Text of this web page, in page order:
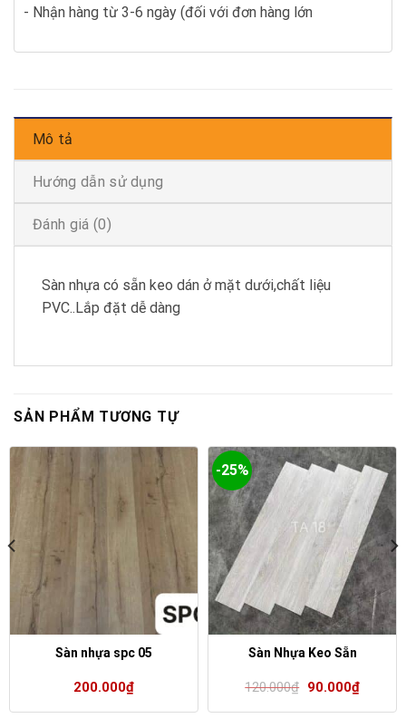
- Nhận hàng từ 3-6 ngày (đối với đơn hàng lớn
Mô tả
Đánh giá (0)
Hướng dẫn sử dụng
Sàn nhựa có sẵn keo dán ở mặt dưới,chất liệu
PVC..Lắp đặt dễ dàng
SẢN PHẨM TƯƠNG TỰ
Sàn nhựa spc 05
200.000₫
-25%
Sàn Nhựa Keo Sẵn
120.000₫ Giá
là:
90.000₫Giá
tại